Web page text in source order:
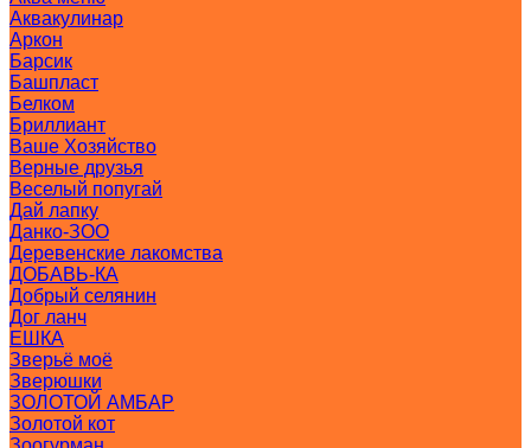
Аквакулинар
Аркон
Барсик
Башпласт
Белком
Бриллиант
Ваше Хозяйство
Верные друзья
Веселый попугай
Дай лапку
Данко-ЗОО
Деревенские лакомства
ДОБАВЬ-КА
Добрый селянин
Дог ланч
ЕШКА
Зверьё моё
Зверюшки
ЗОЛОТОЙ АМБАР
Золотой кот